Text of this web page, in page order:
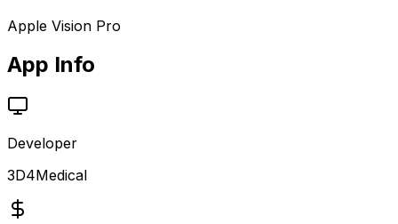
Apple Vision Pro
App Info
Developer
3D4Medical